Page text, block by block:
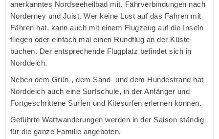
anerkanntes Nordseeheilbad mit. Fährverbindungen nach
Norderney und Juist. Wer keine Lust auf das Fahren mit
Fähren hat, kann auch mit einem Flugzeug auf die Inseln
fliegen oder einfach mal einen Rundflug an der Küste
buchen. Der entsprechende Flugplatz befindet sich in
Norddeich.
Neben dem Grün-, dem Sand- und dem Hundestrand hat
Norddeich auch eine Surfschule, in der Anfänger und
Fortgeschrittene Surfen und Kitesurfen erlernen können.
Geführte Wattwanderungen werden in der Saison ständig
für die ganze Familie angeboten.